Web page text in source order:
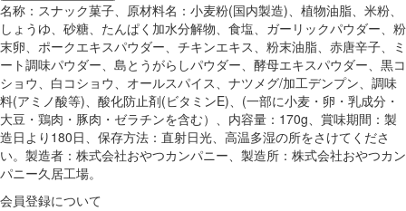
名称：スナック菓子、原材料名：小麦粉(国内製造)、植物油脂、米粉、
しょうゆ、砂糖、たんぱく加水分解物、食塩、ガーリックパウダー、粉
末卵、ポークエキスパウダー、チキンエキス、粉末油脂、赤唐辛子、ミ
ート調味パウダー、島とうがらしパウダー、酵母エキスパウダー、黒コ
ショウ、白コショウ、オールスパイス、ナツメグ/加工デンプン、調味
料(アミノ酸等)、酸化防止剤(ビタミンE)、(一部に小麦・卵・乳成分・
大豆・鶏肉・豚肉・ゼラチンを含む）、内容量：170g、賞味期間：製
造日より180日、保存方法：直射日光、高温多湿の所をさけてくださ
い。製造者：株式会社おやつカンパニー、製造所：株式会社おやつカン
パニー久居工場。
会員登録について